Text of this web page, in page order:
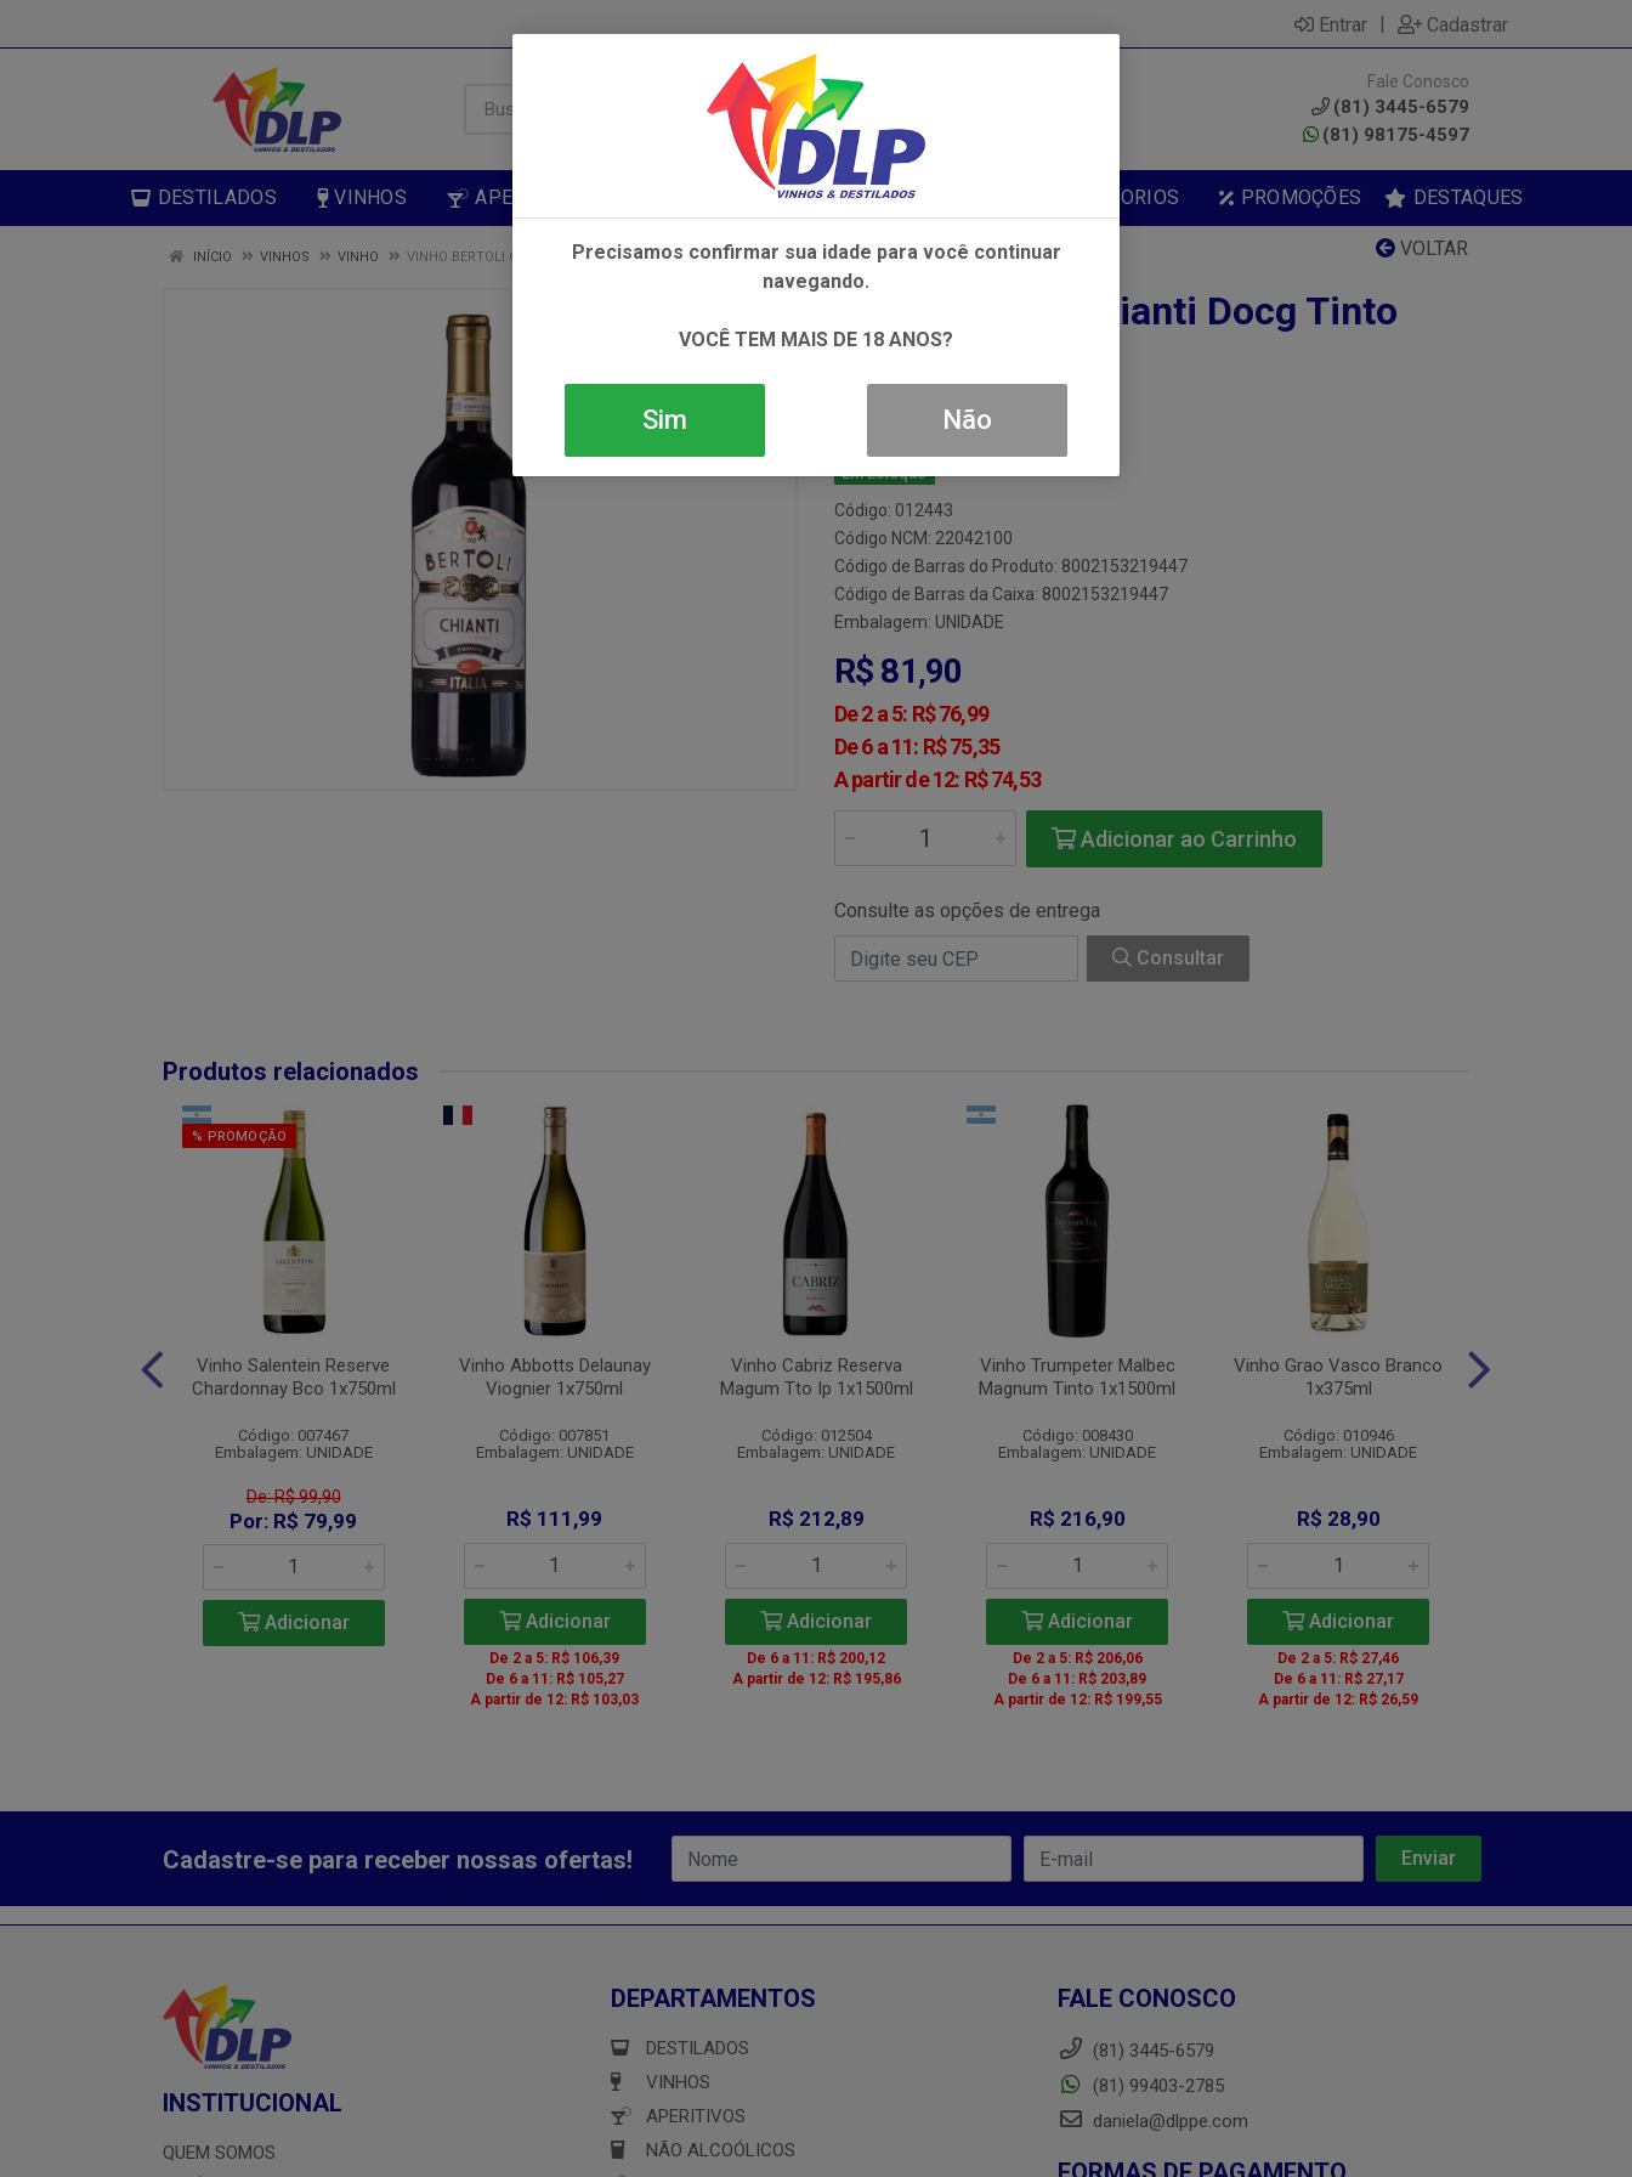
Entrar | Cadastrar
Fale Conosco
(81) 3445-6579
(81) 98175-4597
DESTILADOS VINHOS APERITIVOS NÃO ALCOÓLICOS ALIMENTOS ACESSORIOS PROMOÇÕES DESTAQUES
VOLTAR
INÍCIO VINHOS VINHO VINHO BERTOLI CHIANTI DOCG TINTO 1X750ML
Vinho Bertoli Chianti Docg Tinto
1x750ml
Em Estoque
Código: 012443
Código NCM: 22042100
Código de Barras do Produto: 8002153219447
Código de Barras da Caixa: 8002153219447
Embalagem: UNIDADE
R$ 81,90
De 2 a 5: R$ 76,99
De 6 a 11: R$ 75,35
A partir de 12: R$ 74,53
Adicionar ao Carrinho
Consulte as opções de entrega
Consultar
Produtos relacionados
% PROMOÇÃO
Vinho Salentein Reserve
Chardonnay Bco 1x750ml
Código: 007467
Embalagem: UNIDADE
De: R$ 99,90
Por: R$ 79,99
Adicionar
Vinho Abbotts Delaunay
Viognier 1x750ml
Código: 007851
Embalagem: UNIDADE
R$ 111,99
Adicionar
De 2 a 5: R$ 106,39
De 6 a 11: R$ 105,27
A partir de 12: R$ 103,03
Vinho Cabriz Reserva
Magum Tto Ip 1x1500ml
Código: 012504
Embalagem: UNIDADE
R$ 212,89
Adicionar
De 6 a 11: R$ 200,12
A partir de 12: R$ 195,86
Vinho Trumpeter Malbec
Magnum Tinto 1x1500ml
Código: 008430
Embalagem: UNIDADE
R$ 216,90
Adicionar
De 2 a 5: R$ 206,06
De 6 a 11: R$ 203,89
A partir de 12: R$ 199,55
Vinho Grao Vasco Branco
1x375ml
Código: 010946
Embalagem: UNIDADE
R$ 28,90
Adicionar
De 2 a 5: R$ 27,46
De 6 a 11: R$ 27,17
A partir de 12: R$ 26,59
Cadastre-se para receber nossas ofertas!
INSTITUCIONAL
QUEM SOMOS
DEPARTAMENTOS
DESTILADOS
VINHOS
APERITIVOS
NÃO ALCOÓLICOS
FALE CONOSCO
(81) 3445-6579
(81) 99403-2785
daniela@dlppe.com
Precisamos confirmar sua idade para você continuar
navegando.
VOCÊ TEM MAIS DE 18 ANOS?
Sim Não